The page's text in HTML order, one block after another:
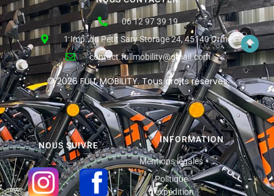
06 12 97 39 19
1 Imp. du Petit Sary Storage 24, 45140 Ormes
contact.fullmobility@gmail.com
© 2026 FULL MOBILITY. Tous droits réservés
NOUS SUIVRE
INFORMATION
Mentions légales
Politique
d'expédition